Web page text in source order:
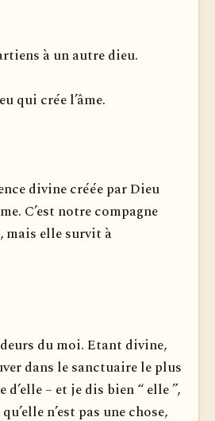
à un autre dieu.
qui crée l’âme.
divine créée par Dieu
C’est notre compagne
mais elle survit à
du moi. Etant divine,
dans le sanctuaire le plus
– et je dis bien “ elle ”,
n’est pas une chose,